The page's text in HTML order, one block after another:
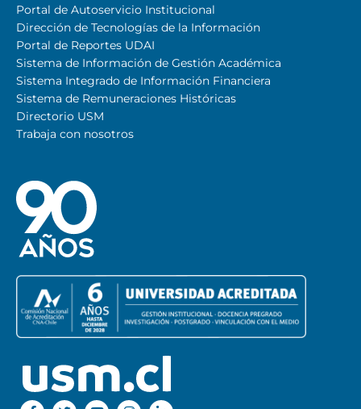
Portal de Autoservicio Institucional
Dirección de Tecnologías de la Información
Portal de Reportes UDAI
Sistema de Información de Gestión Académica
Sistema Integrado de Información Financiera
Sistema de Remuneraciones Históricas
Directorio USM
Trabaja con nosotros